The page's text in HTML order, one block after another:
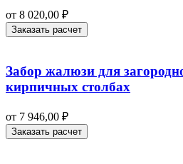
от 8 020,00 ₽
Заказать расчет
Забор жалюзи для
кирпичных столбах
от 7 946,00 ₽
Заказать расчет